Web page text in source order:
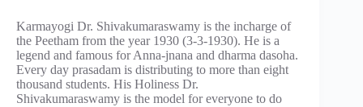
Karmayogi Dr. Shivakumaraswamy is the incharge of
the Peetham from the year 1930 (3-3-1930). He is a
legend and famous for Anna-jnana and dharma dasoha.
Every day prasadam is distributing to more than eight
thousand students. His Holiness Dr.
Shivakumaraswamy is the model for everyone to do